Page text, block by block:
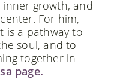
growth, and
For him,
is a pathway to
soul, and to
together in
page.